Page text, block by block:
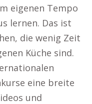
eigenen Tempo
lernen. Das ist
die wenig Zeit
Küche sind.
eine breite
und